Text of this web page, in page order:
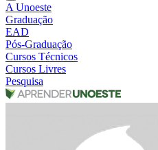
A Unoeste
Graduação
EAD
Pós-Graduação
Cursos Técnicos
Cursos Livres
Pesquisa